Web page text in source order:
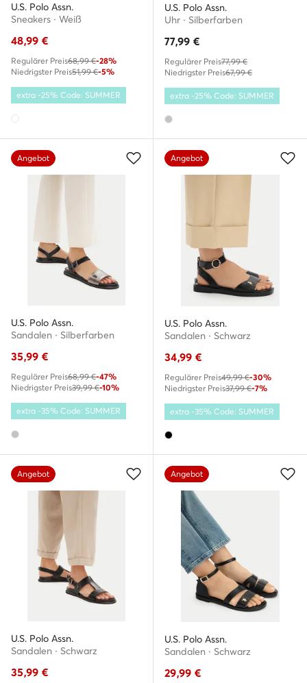
U.S. Polo Assn.
Sneakers · Weiß
48,99 €
Regulärer Preis68,99 €-28%
Niedrigster Preis51,99 €-5%
extra -25% Code: SUMMER
U.S. Polo Assn.
Uhr · Silberfarben
77,99 €
Regulärer Preis77,99 €
Niedrigster Preis67,99 €
extra -25% Code: SUMMER
Angebot
U.S. Polo Assn.
Sandalen · Silberfarben
35,99 €
Regulärer Preis68,99 €-47%
Niedrigster Preis39,99 €-10%
extra -35% Code: SUMMER
Angebot
U.S. Polo Assn.
Sandalen · Schwarz
34,99 €
Regulärer Preis49,99 €-30%
Niedrigster Preis37,99 €-7%
extra -35% Code: SUMMER
Angebot
U.S. Polo Assn.
Sandalen · Schwarz
35,99 €
Angebot
U.S. Polo Assn.
Sandalen · Schwarz
29,99 €